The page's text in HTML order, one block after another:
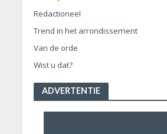
Redactioneel
Trend in het arrondissement
Van de orde
Wist u dat?
ADVERTENTIE